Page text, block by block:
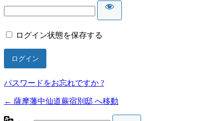
ログイン状態を保存する
パスワードをお忘れですか ?
← 薩摩藩中仙道蕨宿別邸 へ移動